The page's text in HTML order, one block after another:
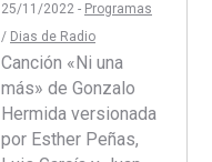
25/11/2022 - Programas
/ Dias de Radio
Canción «Ni una
más» de Gonzalo
Hermida versionada
por Esther Peñas,